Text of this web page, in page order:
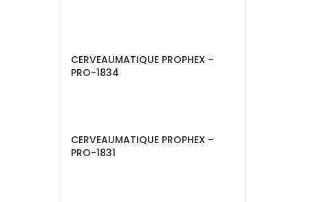
CERVEAUMATIQUE PROPHEX –
PRO-1834
CERVEAUMATIQUE PROPHEX –
PRO-1831